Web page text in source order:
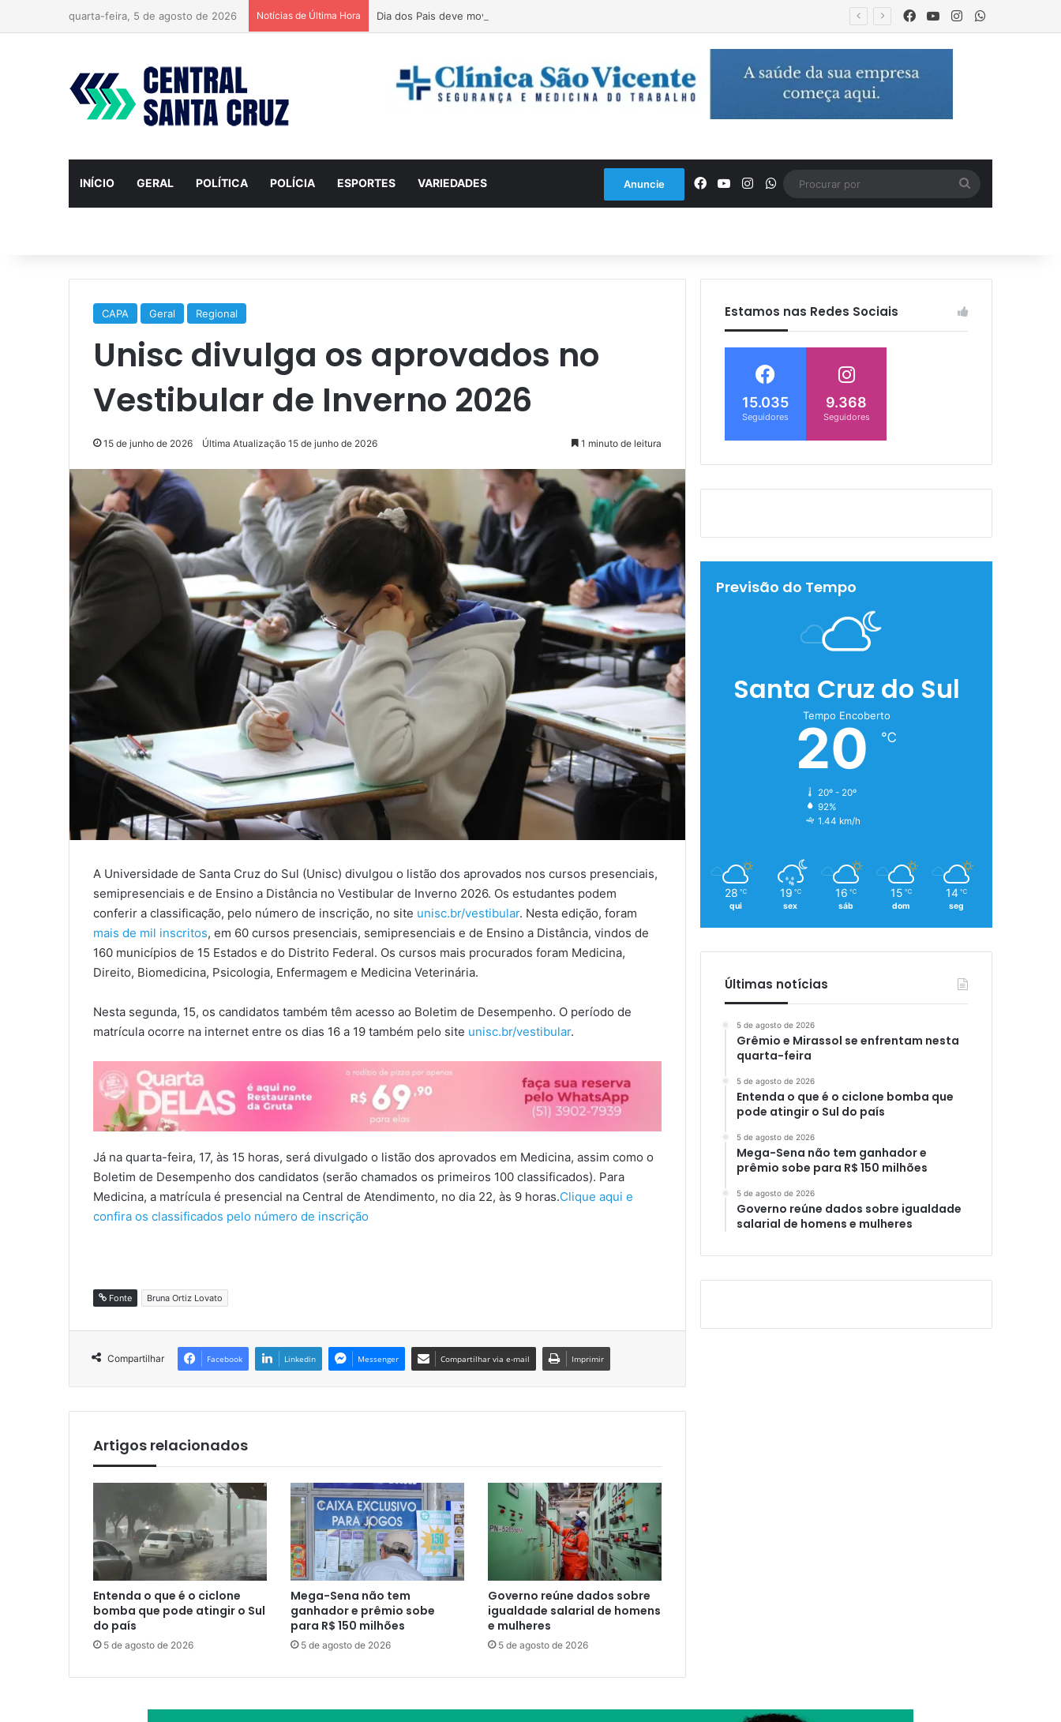
quarta-feira, 5 de agosto de 2026 Notícias de Última Hora Dia dos Pais deve movimentar comércio nos próximos dias Facebook
YouTubeInstagram
INÍCIO GERAL POLÍTICA POLÍCIA ESPORTES VARIEDADES Anuncie Facebook
YouTubeInstagramWhatsApp
por
CAPA Geral Regional
Unisc divulga os aprovados no
Vestibular de Inverno 2026
15 de junho de 2026 Última Atualização 15 de junho de 2026 1 minuto de leitura
A Universidade de Santa Cruz do Sul (Unisc) divulgou o listão dos aprovados nos cursos presenciais,
semipresenciais e de Ensino a Distância no Vestibular de Inverno 2026. Os estudantes podem
conferir a classificação, pelo número de inscrição, no site unisc.br/vestibular. Nesta edição, foram
mais de mil inscritos, em 60 cursos presenciais, semipresenciais e de Ensino a Distância, vindos de
160 municípios de 15 Estados e do Distrito Federal. Os cursos mais procurados foram Medicina,
Direito, Biomedicina, Psicologia, Enfermagem e Medicina Veterinária.
Nesta segunda, 15, os candidatos também têm acesso ao Boletim de Desempenho. O período de
matrícula ocorre na internet entre os dias 16 a 19 também pelo site unisc.br/vestibular.
Já na quarta-feira, 17, às 15 horas, será divulgado o listão dos aprovados em Medicina, assim como o
Boletim de Desempenho dos candidatos (serão chamados os primeiros 100 classificados). Para
Medicina, a matrícula é presencial na Central de Atendimento, no dia 22, às 9 horas.Clique aqui e
confira os classificados pelo número de inscrição
Fonte Bruna Ortiz Lovato
Compartilhar Facebook Linkedin Messenger Compartilhar via e-mail Imprimir
Artigos relacionados
Entenda o que é o ciclone
bomba que pode atingir o Sul
do país
5 de agosto de 2026
Mega-Sena não tem
ganhador e prêmio sobe
para R$ 150 milhões
5 de agosto de 2026
Governo reúne dados sobre
igualdade salarial de homens
e mulheres
5 de agosto de 2026
Estamos nas Redes Sociais
15.035
Seguidores
9.368
Seguidores
Previsão do Tempo
Santa Cruz do Sul
Tempo Encoberto
20 ℃
20º - 20º
92%
1.44 km/h
28 ℃
qui
19 ℃
sex
16 ℃
sáb
15 ℃
dom
14 ℃
seg
Últimas notícias
5 de agosto de 2026
Grêmio e Mirassol se enfrentam nesta
quarta-feira
5 de agosto de 2026
Entenda o que é o ciclone bomba que
pode atingir o Sul do país
5 de agosto de 2026
Mega-Sena não tem ganhador e
prêmio sobe para R$ 150 milhões
5 de agosto de 2026
Governo reúne dados sobre igualdade
salarial de homens e mulheres